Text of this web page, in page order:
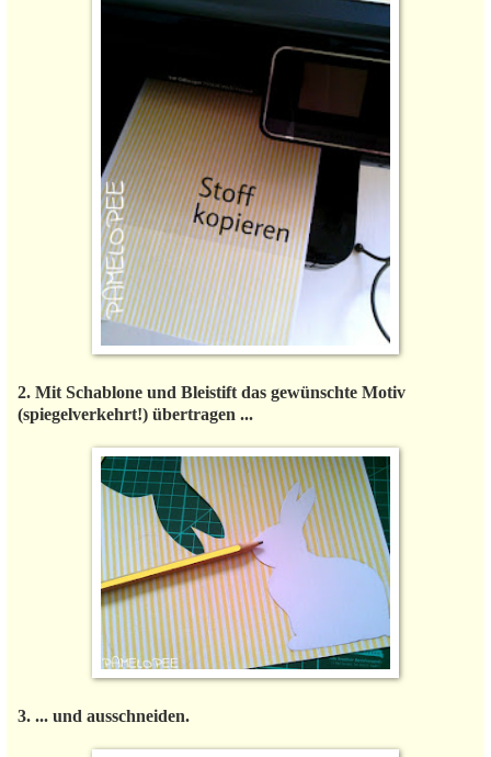
2. Mit Schablone und Bleistift das gewünschte Motiv
(spiegelverkehrt!) übertragen ...
3. ... und ausschneiden.